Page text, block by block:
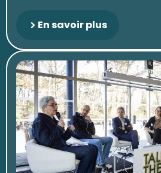
En savoir plus